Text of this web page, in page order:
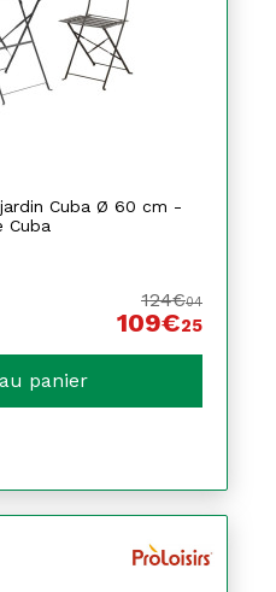
Cuba Ø 60 cm -
Cuba
124€04
109€25
panier